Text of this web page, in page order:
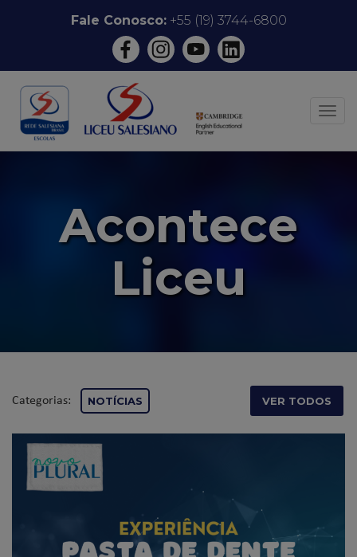
conteúdo
Fale Conosco:+55 (19) 3744-6800
Acontece
Liceu
Categorias: NOTÍCIAS VER TODOS